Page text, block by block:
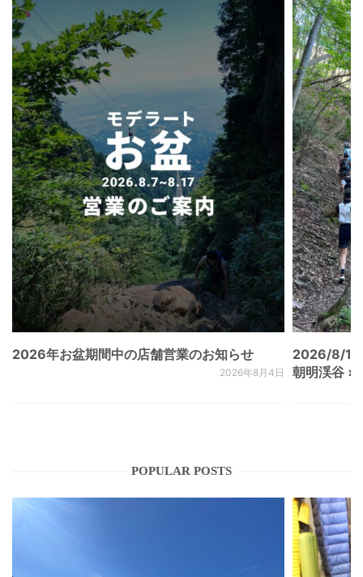
2026年お盆期間中の店舗営業のお知らせ
2026年8月4日
2026/8/
朝明渓谷 ×
POPULAR POSTS